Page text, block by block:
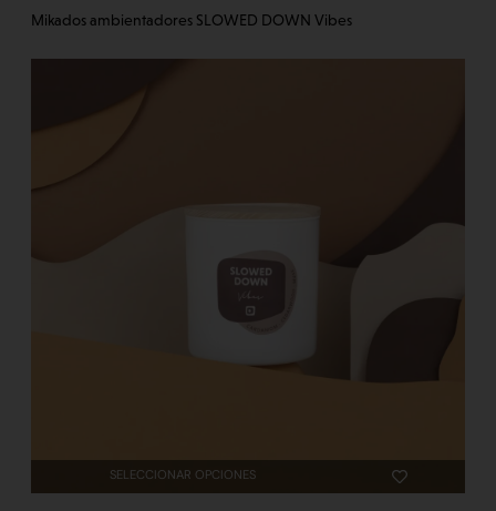
Mikados ambientadores SLOWED DOWN Vibes
SELECCIONAR OPCIONES